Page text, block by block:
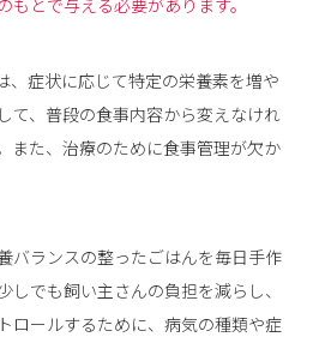
、症状に応じて特定の栄養素を増や
て、普段の食事内容から変えなけれ
また、治療のために食事管理が欠か
バランスの整ったごはんを毎日手作
しでも飼い主さんの負担を減らし、
ロールするために、病気の種類や症